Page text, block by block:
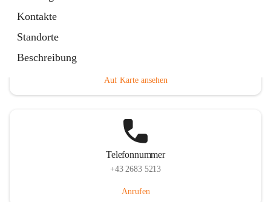
Kontakte
Standorte
Beschreibung
Auf Karte ansehen
Telefonnummer
+43 2683 5213
Anrufen